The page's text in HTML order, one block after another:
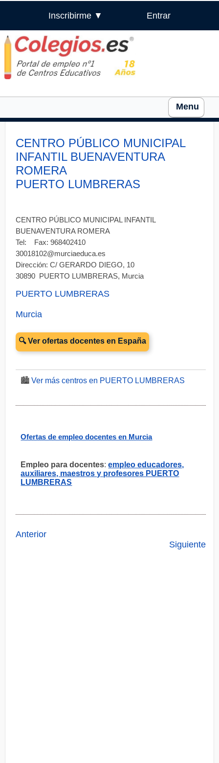
Inscribirme ▼ Entrar
Menu
CENTRO PÚBLICO MUNICIPAL
INFANTIL BUENAVENTURA
ROMERA
PUERTO LUMBRERAS
CENTRO PÚBLICO MUNICIPAL INFANTIL
BUENAVENTURA ROMERA
Tel: Fax: 968402410
30018102@murciaeduca.es
Dirección: C/ GERARDO DIEGO, 10
30890 PUERTO LUMBRERAS, Murcia
PUERTO LUMBRERAS
Murcia
🔍 Ver ofertas docentes en España
🏙️Ver más centros en PUERTO LUMBRERAS
Ofertas de empleo docentes en Murcia
Empleo para docentes:empleo educadores,
auxiliares, maestros y profesores PUERTO
LUMBRERAS
Anterior
Siguiente